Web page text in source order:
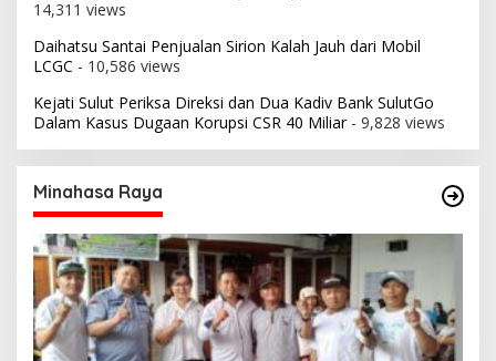
14,311 views
Daihatsu Santai Penjualan Sirion Kalah Jauh dari Mobil
LCGC - 10,586 views
Kejati Sulut Periksa Direksi dan Dua Kadiv Bank SulutGo
Dalam Kasus Dugaan Korupsi CSR 40 Miliar- 9,828 views
Minahasa Raya